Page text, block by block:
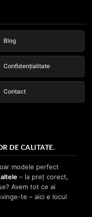
Blog
Confidențialitate
Contact
DE CALITATE.
modele perfect
– la preț corect,
Avem tot ce ai
te – aici e locul